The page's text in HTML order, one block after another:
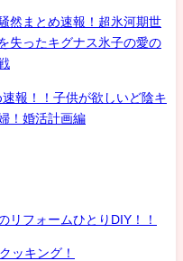
然まとめ速報！超氷河期世
失ったキグナス氷子の愛の
報！！子供が欲しいど陰キ
！婚活計画編
リフォームひとりDIY！！
ッキング！